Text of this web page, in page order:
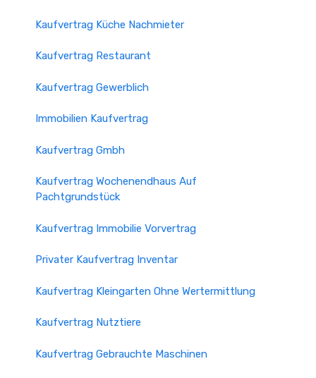
Kaufvertrag Küche Nachmieter
Kaufvertrag Restaurant
Kaufvertrag Gewerblich
Immobilien Kaufvertrag
Kaufvertrag Gmbh
Kaufvertrag Wochenendhaus Auf
Pachtgrundstück
Kaufvertrag Immobilie Vorvertrag
Privater Kaufvertrag Inventar
Kaufvertrag Kleingarten Ohne Wertermittlung
Kaufvertrag Nutztiere
Kaufvertrag Gebrauchte Maschinen